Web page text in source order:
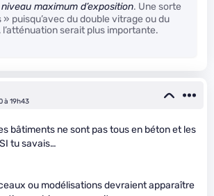
maximum d’exposition. Une sorte
puisqu’avec du double vitrage ou du
l’atténuation serait plus importante.
à 19h43
bâtiments ne sont pas tous en béton et les
tu savais…
ou modélisations devraient apparaître